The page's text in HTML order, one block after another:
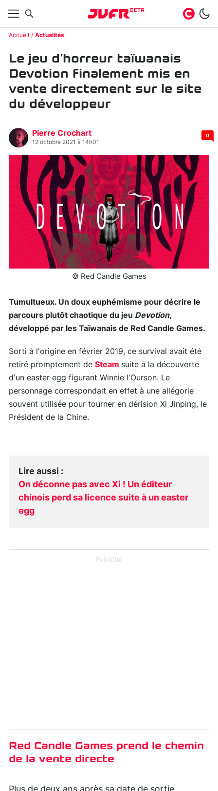
BETA
Accueil Actualités
Le jeu d’horreur taïwanais
Devotion finalement mis en
vente directement sur le site
du développeur
Pierre Crochart
12 octobre 2021 à 14h01
0
© Red Candle Games
Tumultueux. Un doux euphémisme pour décrire le
parcours plutôt chaotique du jeu Devotion,
développé par les Taïwanais de Red Candle Games.
Sorti à l'origine en février 2019, ce survival avait été
retiré promptement de Steam suite à la découverte
d’un easter egg figurant Winnie l’Ourson. Le
personnage correspondait en effet à une allégorie
souvent utilisée pour tourner en dérision Xi Jinping, le
Président de la Chine.
Lire aussi :
On déconne pas avec Xi ! Un éditeur
chinois perd sa licence suite à un easter
egg
Publicité
Red Candle Games prend le chemin
de la vente directe